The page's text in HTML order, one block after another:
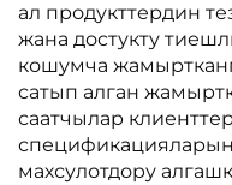
ал продукттердин
жана достукту
кошумча
сатып алган
саатчылар
махсулотдору